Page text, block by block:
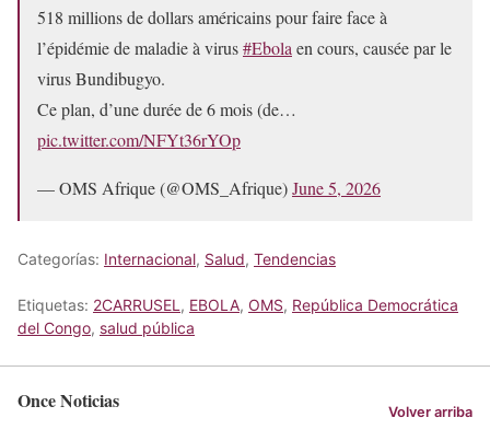
518 millions de dollars américains pour faire face à
l’épidémie de maladie à virus#Ebolaen cours, causée par le
virus Bundibugyo.
Ce plan, d’une durée de 6 mois (de…
pic.twitter.com/NFYt36rYOp
— OMS Afrique (@OMS_Afrique)June 5, 2026
Categorías: Internacional, Salud, Tendencias
Etiquetas: 2CARRUSEL, EBOLA, OMS, República Democrática
del Congo, salud pública
Once Noticias Volver arriba